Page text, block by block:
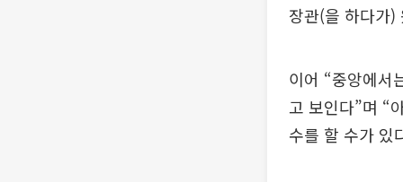
장관(을 하다가)
이어 “중앙에서
고 보인다”며 “
수를 할 수가 있